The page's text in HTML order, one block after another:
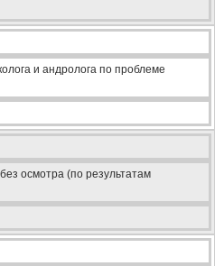
и андролога по проблеме
осмотра (по результатам